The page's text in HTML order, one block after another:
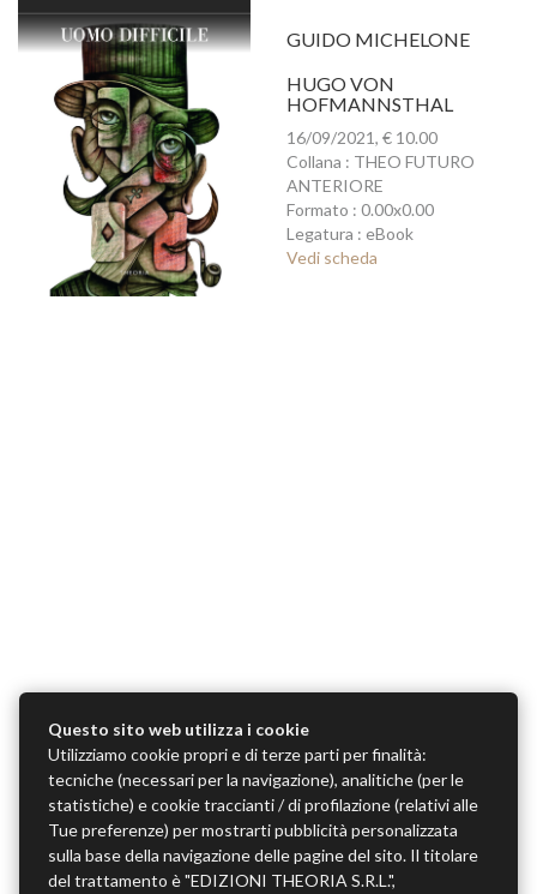
GUIDO MICHELONE
HUGO VON
HOFMANNSTHAL
16/09/2021, € 10.00
Collana : THEO FUTURO
ANTERIORE
Formato : 0.00x0.00
Legatura : eBook
Vedi scheda
Questo sito web utilizza i cookie
Utilizziamo cookie propri e di terze parti per finalità:
tecniche (necessari per la navigazione), analitiche (per le
statistiche) e cookie traccianti / di profilazione (relativi alle
Tue preferenze) per mostrarti pubblicità personalizzata
sulla base della navigazione delle pagine del sito. Il titolare
del trattamento è "EDIZIONI THEORIA S.R.L.",